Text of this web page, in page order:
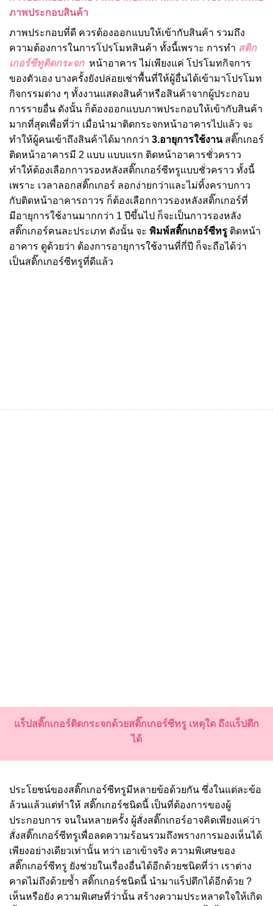
ภาพประกอบสินค้า
ภาพประกอบที่ดี ควรต้องออกแบบให้เข้ากับสินค้า รวมถึง
ความต้องการในการโปรโมทสินค้า ทั้งนี้เพราะ การทำ สติก
เกอร์ซีทูติดกระจก หน้าอาคาร ไม่เพียงแค่ โปรโมทกิจการ
ของตัวเอง บางครั้งยังปล่อยเช่าพื้นที่ให้ผู้อื่นได้เข้ามาโปรโมท
กิจกรรมต่าง ๆ ทั้งงานแสดงสินค้าหรือสินค้าจากผู้ประกอบ
การรายอื่น ดังนั้น ก็ต้องออกแบบภาพประกอบให้เข้ากับสินค้า
มากที่สุดเพื่อที่ว่า เมื่อนำมาติดกระจกหน้าอาคารไปแล้ว จะ
ทำให้ผู้คนเข้าถึงสินค้าได้มากกว่า 3.อายุการใช้งาน สติ๊กเกอร์
ติดหน้าอาคารมี 2 แบบ แบบแรก ติดหน้าอาคารชั่วคราว
ทำให้ต้องเลือกกาวรองหลังสติ๊กเกอร์ซีทรูแบบชั่วคราว ทั้งนี้
เพราะ เวลาลอกสติ๊กเกอร์ ลอกง่ายกว่าและไม่ทิ้งคราบกาว
กับติดหน้าอาคารถาวร ก็ต้องเลือกกาวรองหลังสติ๊กเกอร์ที่
มีอายุการใช้งานมากกว่า 1 ปีขึ้นไป ก็จะเป็นกาวรองหลัง
สติ๊กเกอร์คนละประเภท ดังนั้น จะ พิมพ์สติ๊กเกอร์ซีทรู ติดหน้า
อาคาร ดูด้วยว่า ต้องการอายุการใช้งานที่กี่ปี ก็จะถือได้ว่า
เป็นสติ๊กเกอร์ซีทรูที่ดีแล้ว
แร็ปสติ๊กเกอร์ติดกระจกด้วยสติ๊กเกอร์ซีทรู เหตุใด ถึงแร็ปตึก
ได้
ประโยชน์ของสติ๊กเกอร์ซีทรูมีหลายข้อด้วยกัน ซึ่งในแต่ละข้อ
ล้วนแล้วแต่ทำให้ สติ๊กเกอร์ชนิดนี้ เป็นที่ต้องการของผู้
ประกอบการ จนในหลายครั้ง ผู้สั่งสติ๊กเกอร์อาจคิดเพียงแค่ว่า
สั่งสติ๊กเกอร์ซีทรูเพื่อลดความร้อนรวมถึงพรางการมองเห็นได้
เพียงอย่างเดียวเท่านั้น ทว่า เอาเข้าจริง ความพิเศษของ
สติ๊กเกอร์ซีทรู ยังช่วยในเรื่องอื่นได้อีกด้วยชนิดที่ว่า เราต่าง
คาดไม่ถึงด้วยซ้ำ สติ๊กเกอร์ชนิดนี้ นำมาแร็ปตึกได้อีกด้วย ?
เห็นหรือยัง ความพิเศษที่ว่านั้น สร้างความประหลาดใจให้เกิด